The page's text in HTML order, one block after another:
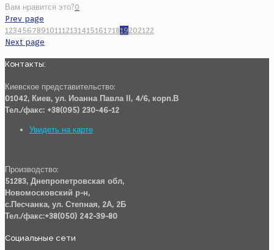
Вам нравится это?0
Prev page
12345678910111213141516171819202122
Next page
Контакты:
Киевское представительство:
01042, Киев, ул. Иоанна Павла ІІ, 4/6, корп.В
Тел./факс: +38(095) 230-46-12
Увидеть на карте
Производство:
51283, Днепропетровская обл,
Новомосковский р-н,
с.Песчанка, ул. Степная, 2А, 2Б
Тел./факс:+38(050) 242-39-80
Социальные сети